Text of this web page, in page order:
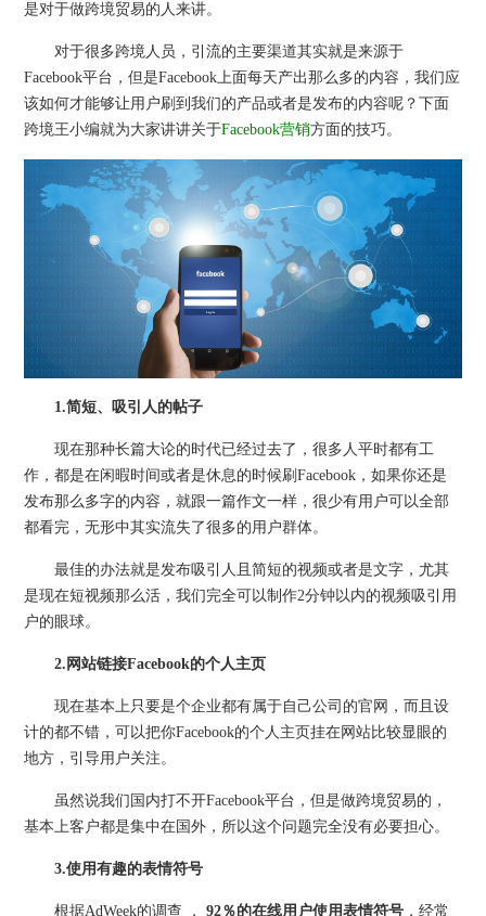
是对于做跨境贸易的人来讲。
对于很多跨境人员，引流的主要渠道其实就是来源于
Facebook平台，但是Facebook上面每天产出那么多的内容，我们应
该如何才能够让用户刷到我们的产品或者是发布的内容呢？下面
跨境王小编就为大家讲讲关于Facebook营销方面的技巧。
1.简短、吸引人的帖子
现在那种长篇大论的时代已经过去了，很多人平时都有工
作，都是在闲暇时间或者是休息的时候刷Facebook，如果你还是
发布那么多字的内容，就跟一篇作文一样，很少有用户可以全部
都看完，无形中其实流失了很多的用户群体。
最佳的办法就是发布吸引人且简短的视频或者是文字，尤其
是现在短视频那么活，我们完全可以制作2分钟以内的视频吸引用
户的眼球。
2.网站链接Facebook的个人主页
现在基本上只要是个企业都有属于自己公司的官网，而且设
计的都不错，可以把你Facebook的个人主页挂在网站比较显眼的
地方，引导用户关注。
虽然说我们国内打不开Facebook平台，但是做跨境贸易的，
基本上客户都是集中在国外，所以这个问题完全没有必要担心。
3.使用有趣的表情符号
根据AdWeek的调查 ，92％的在线用户使用表情符号 ，经常